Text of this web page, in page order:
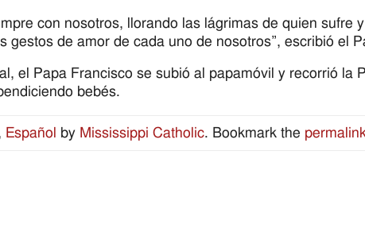
con nosotros, llorando las lágrimas de quien sufre
gestos de amor de cada uno de nosotros”, escribió el
el Papa Francisco se subió al papamóvil y recorrió la
bebés.
Español by Mississippi Catholic. Bookmark the